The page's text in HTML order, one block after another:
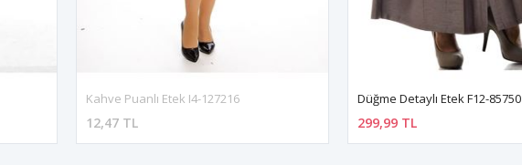
Kahve Puanlı Etek I4-127216
12,47 TL
Düğme Detaylı Etek F12-85750
299,99 TL